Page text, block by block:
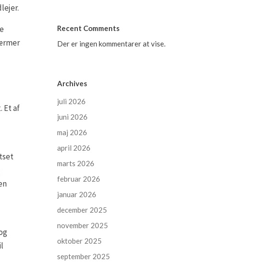
Et af
Recent Comments
Der er ingen kommentarer at vise.
Archives
juli 2026
juni 2026
maj 2026
april 2026
marts 2026
februar 2026
januar 2026
december 2025
november 2025
oktober 2025
september 2025